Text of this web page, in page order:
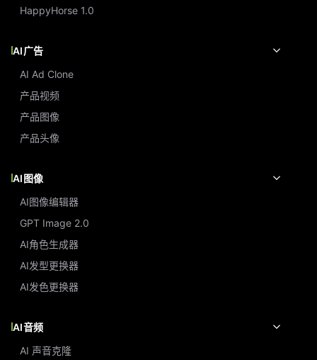
AI图像
AI图像编辑器
GPT Image 2.0
AI角色生成器
AI发型更换器
AI发色更换器
AI音频
AI 声音克隆
HappyHorse 1.0
AI广告
AI Ad Clone
产品视频
产品图像
产品头像